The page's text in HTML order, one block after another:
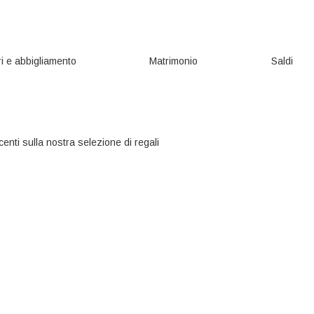
e abbigliamento Matrimonio Saldi
sulla nostra selezione di regali